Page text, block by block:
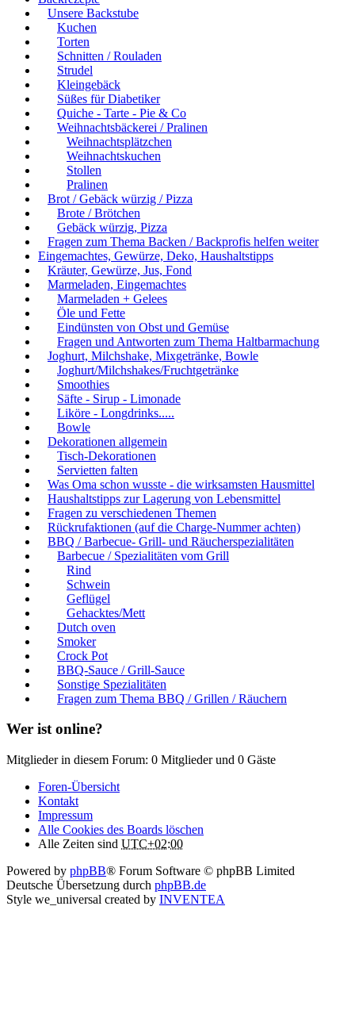
Unsere Backstube
Kuchen
Torten
Schnitten / Rouladen
Strudel
Kleingebäck
Süßes für Diabetiker
Quiche - Tarte - Pie & Co
Weihnachtsbäckerei / Pralinen
Weihnachtsplätzchen
Weihnachtskuchen
Stollen
Pralinen
Brot / Gebäck würzig / Pizza
Brote / Brötchen
Gebäck würzig, Pizza
Fragen zum Thema Backen / Backprofis helfen weiter
Eingemachtes, Gewürze, Deko, Haushaltstipps
Kräuter, Gewürze, Jus, Fond
Marmeladen, Eingemachtes
Marmeladen + Gelees
Öle und Fette
Eindünsten von Obst und Gemüse
Fragen und Antworten zum Thema Haltbarmachung
Joghurt, Milchshake, Mixgetränke, Bowle
Joghurt/Milchshakes/Fruchtgetränke
Smoothies
Säfte - Sirup - Limonade
Liköre - Longdrinks.....
Bowle
Dekorationen allgemein
Tisch-Dekorationen
Servietten falten
Was Oma schon wusste - die wirksamsten Hausmittel
Haushaltstipps zur Lagerung von Lebensmittel
Fragen zu verschiedenen Themen
Rückrufaktionen (auf die Charge-Nummer achten)
BBQ / Barbecue- Grill- und Räucherspezialitäten
Barbecue / Spezialitäten vom Grill
Rind
Schwein
Geflügel
Gehacktes/Mett
Dutch oven
Smoker
Crock Pot
BBQ-Sauce / Grill-Sauce
Sonstige Spezialitäten
Fragen zum Thema BBQ / Grillen / Räuchern
Wer ist online?
Mitglieder in diesem Forum: 0 Mitglieder und 0 Gäste
Foren-Übersicht
Kontakt
Impressum
Alle Cookies des Boards löschen
Alle Zeiten sind UTC+02:00
Powered by phpBB® Forum Software © phpBB Limited
Deutsche Übersetzung durch phpBB.de
Style we_universal created by INVENTEA